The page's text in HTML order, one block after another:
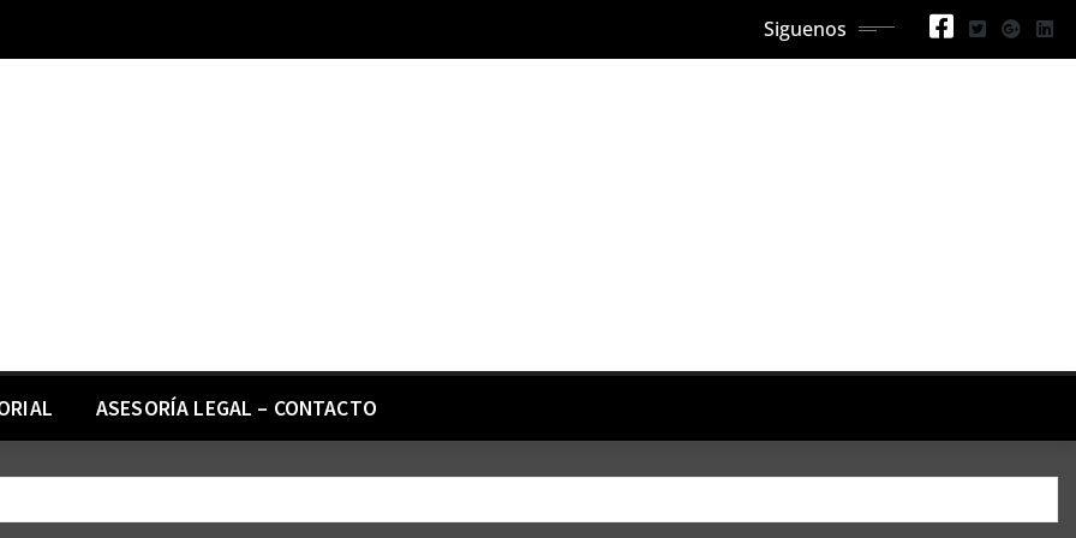
Siguenos
ASESORÍA LEGAL – CONTACTO